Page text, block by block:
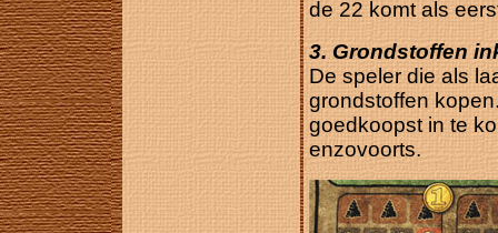
de 22 komt als
3. Grondstoffen
De speler die als
grondstoffen
goedkoopst in te
enzovoorts.